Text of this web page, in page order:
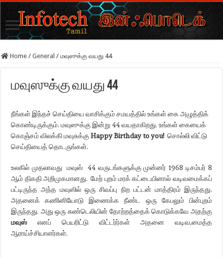
Home / General / மவுஸுக்கு வயது 44
மவுஸுக்கு வயது 44
நீங்கள் இந்தச் செய்தியை வாசிக்கும் சமயத்தில் உங்கள் கை அழுத்திக்
கொண்டிருக்கும். மவுஸுக்கு இன்று 44 வயதாகிறது. உங்கள் கையைக்
கொஞ்சம் விலக்கி மவுசுக்குHappy Birthday to you! சொல்லி விட்டு
செய்தியைத் தொடருங்கள்.
உலகில் முதலாவது மவுஸ் 44 வருடங்களுக்கு முன்னர் 1968 டிசம்பர் 8
ஆம் திகதி அறிமுகமானது. மேற் புறம் மரக் கட்டையினால் வடிவமைக்கப்
பட்டிருந்த அந்த மவுஸில் ஒரு சிவப்பு நிற பட்டன் மாத்திரம் இருந்தது.
அதனைக் கணினியோடு இணைக்க நீண்ட ஒரு கேபலும் பின்புறம்
இருந்தது. அது ஒரு சுண்டெலியின் தோற்றத்தைக் கொடுக்கவே அதற்கு
மவுஸ்எனப் பெயரிட்டு விட்டர்ர்கள் அதனை வடிவ,மைத்த
ஆராய்ச்சியாளர்கள்.